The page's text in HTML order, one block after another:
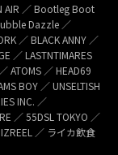
AIR ／ Bootleg Boot
Dazzle ／
／ BLACK ANNY ／
／ LASTNTIMARES
ATOMS ／ HEAD69
BOY ／ UNSELTISH
INC. ／
／ 55DSL TOKYO ／
／ ライカ飲食